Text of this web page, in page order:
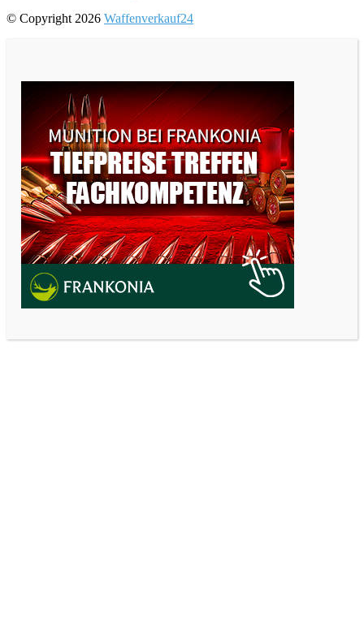
© Copyright 2026 Waffenverkauf24